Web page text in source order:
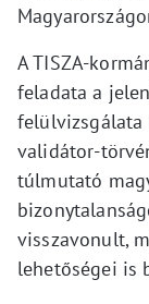
A TISZA-
feladata a
felülvizsgálata
validátor-
túlmutató
visszavonult,
lehetőségei is